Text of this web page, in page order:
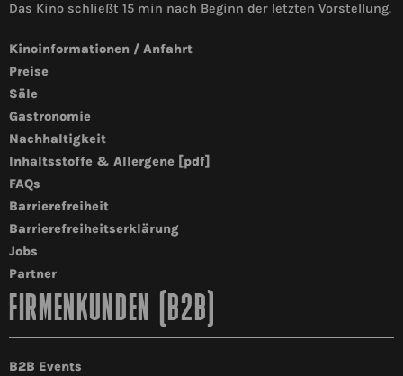
Das Kino schließt 15 min nach Beginn der letzten Vorstellung.
Kinoinformationen / Anfahrt
Preise
Säle
Gastronomie
Nachhaltigkeit
Inhaltsstoffe & Allergene [pdf]
FAQs
Barrierefreiheit
Barrierefreiheitserklärung
Jobs
Partner
FIRMENKUNDEN (B2B)
B2B Events